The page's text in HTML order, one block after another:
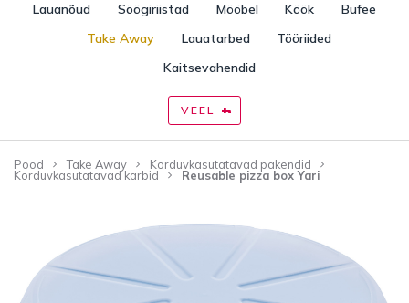
Lauanõud Söögiriistad Mööbel Köök
Bufee
Take Away
Lauatarbed
Tööriided
Kaitsevahendid
VEEL
Pood Take Away Korduvkasutatavad pakendid
Korduvkasutatavad karbid Reusable pizza box Yari